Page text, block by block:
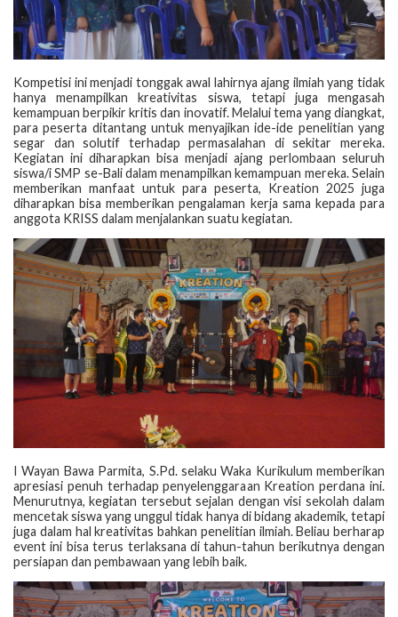
Kompetisi ini menjadi tonggak awal lahirnya ajang ilmiah yang tidak
hanya menampilkan kreativitas siswa, tetapi juga mengasah
kemampuan berpikir kritis dan inovatif. Melalui tema yang diangkat,
para peserta ditantang untuk menyajikan ide-ide penelitian yang
segar dan solutif terhadap permasalahan di sekitar mereka.
Kegiatan ini diharapkan bisa menjadi ajang perlombaan seluruh
siswa/i SMP se-Bali dalam menampilkan kemampuan mereka. Selain
memberikan manfaat untuk para peserta, Kreation 2025 juga
diharapkan bisa memberikan pengalaman kerja sama kepada para
anggota KRISS dalam menjalankan suatu kegiatan.
I Wayan Bawa Parmita, S.Pd. selaku Waka Kurikulum memberikan
apresiasi penuh terhadap penyelenggaraan Kreation perdana ini.
Menurutnya, kegiatan tersebut sejalan dengan visi sekolah dalam
mencetak siswa yang unggul tidak hanya di bidang akademik, tetapi
juga dalam hal kreativitas bahkan penelitian ilmiah. Beliau berharap
event ini bisa terus terlaksana di tahun-tahun berikutnya dengan
persiapan dan pembawaan yang lebih baik.